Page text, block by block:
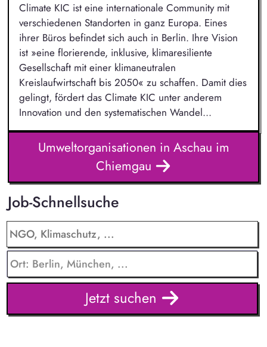
Climate KIC ist eine internationale Community mit
verschiedenen Standorten in ganz Europa. Eines
ihrer Büros befindet sich auch in Berlin. Ihre Vision
ist »eine florierende, inklusive, klimaresiliente
Gesellschaft mit einer klimaneutralen
Kreislaufwirtschaft bis 2050« zu schaffen. Damit dies
gelingt, fördert das Climate KIC unter anderem
Innovation und den systematischen Wandel...
Umweltorganisationen in Aschau im
Chiemgau
Job-Schnellsuche
Jetzt suchen